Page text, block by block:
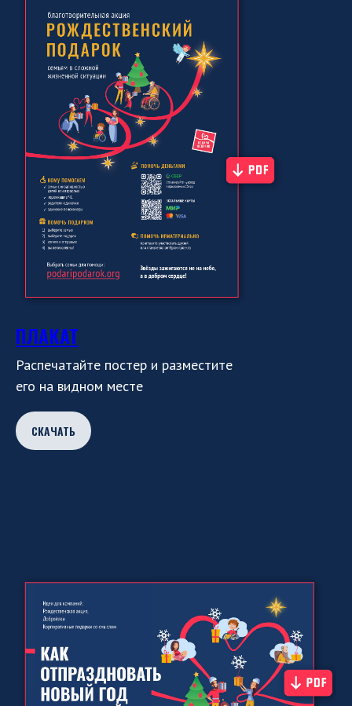
ПЛАКАТ
Распечатайте постер и разместите
его на видном месте
СКАЧАТЬ